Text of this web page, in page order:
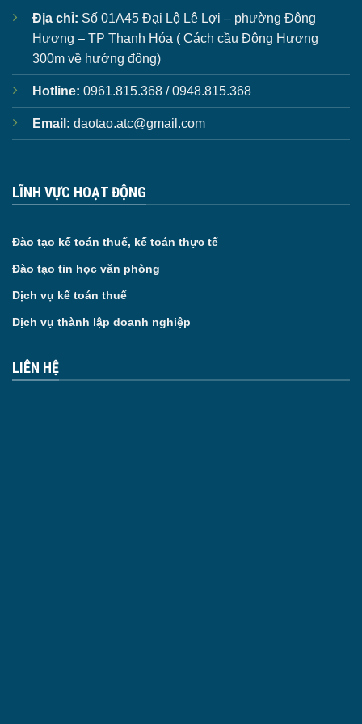
Địa chỉ: Số 01A45 Đại Lộ Lê Lợi – phường Đông
Hương – TP Thanh Hóa ( Cách cầu Đông Hương
300m về hướng đông)
Hotline: 0961.815.368 / 0948.815.368
Email: daotao.atc@gmail.com
LĨNH VỰC HOẠT ĐỘNG
Đào tạo kế toán thuế, kế toán thực tế
Đào tạo tin học văn phòng
Dịch vụ kế toán thuế
Dịch vụ thành lập doanh nghiệp
LIÊN HỆ